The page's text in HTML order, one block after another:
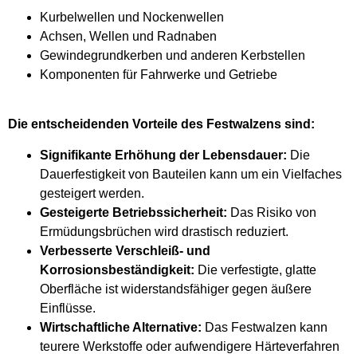
Kurbelwellen und Nockenwellen
Achsen, Wellen und Radnaben
Gewindegrundkerben und anderen Kerbstellen
Komponenten für Fahrwerke und Getriebe
Die entscheidenden Vorteile des Festwalzens sind:
Signifikante Erhöhung der Lebensdauer: Die
Dauerfestigkeit von Bauteilen kann um ein Vielfaches
gesteigert werden.
Gesteigerte Betriebssicherheit: Das Risiko von
Ermüdungsbrüchen wird drastisch reduziert.
Verbesserte Verschleiß- und
Korrosionsbeständigkeit: Die verfestigte, glatte
Oberfläche ist widerstandsfähiger gegen äußere
Einflüsse.
Wirtschaftliche Alternative: Das Festwalzen kann
teurere Werkstoffe oder aufwendigere Härteverfahren